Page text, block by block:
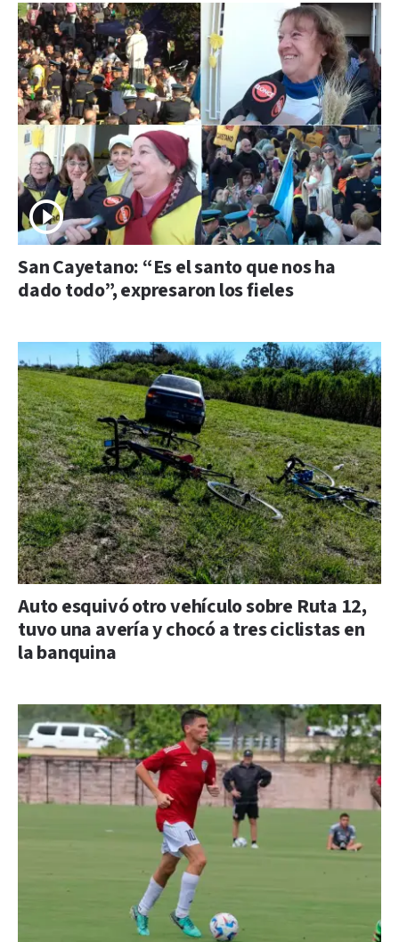
San Cayetano: “Es el santo que nos ha
dado todo”, expresaron los fieles
Auto esquivó otro vehículo sobre Ruta 12,
tuvo una avería y chocó a tres ciclistas en
la banquina